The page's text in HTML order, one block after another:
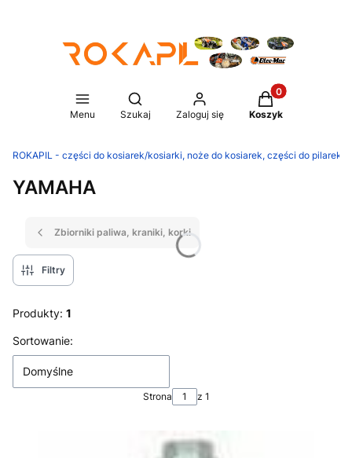
Menu
Otwórz wyszukiwarkę
Szukaj Zaloguj się
Produkty w
Koszyk
ROKAPIL - części do kosiarek/kosiarki, noże do kosiarek, części do pilarek/
YAMAHA
Zbiorniki paliwa, kraniki, korki
Filtry
Produkty: 1
Lista produktów
Sortowanie:
Domyślne
Strona z 1